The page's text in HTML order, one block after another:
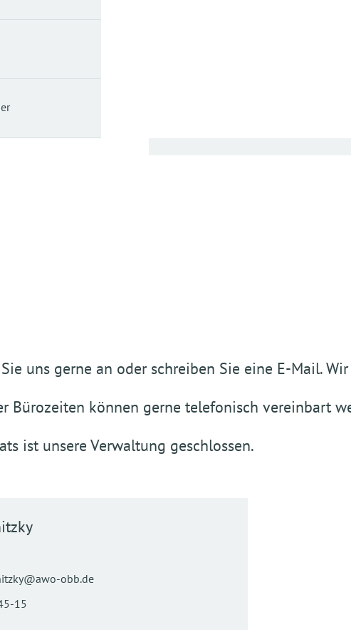
uns gerne an oder schreiben Sie eine E-Mail.
Bürozeiten können gerne telefonisch vereinbart
ist unsere Verwaltung geschlossen.
obb.de
15